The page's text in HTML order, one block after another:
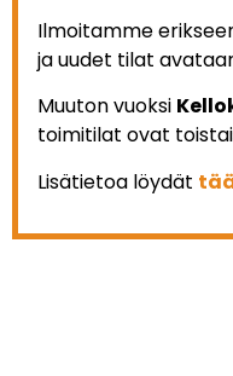
Ilmoitamme
ja uudet tilat
Muuton vuoksi
toimitilat ovat
Lisätietoa löydät